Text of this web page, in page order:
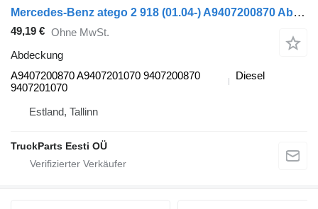
Mercedes-Benz atego 2 918 (01.04-) A9407200870 Abdeckung für Mercedes-Benz Atego, Atego 2, Atego 3 (1996-) Sattelzugmaschine
49,19 € Ohne MwSt.
Abdeckung
A9407200870 A9407201070 9407200870
9407201070
Diesel
Estland, Tallinn
TruckParts Eesti OÜ